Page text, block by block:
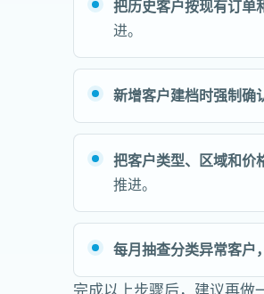
把历史客户按现有订单
进。
新增客户建档时强制确
把客户类型、区域和价
推进。
每月抽查分类异常客户